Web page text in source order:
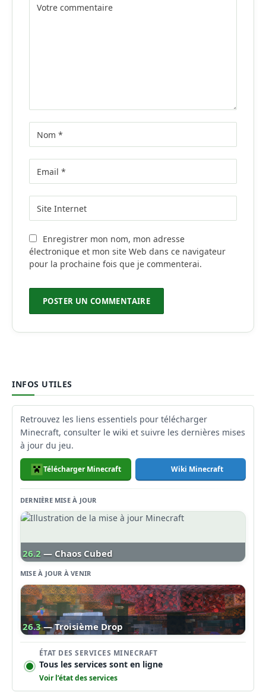
Enregistrer mon nom, mon adresse
électronique et mon site Web dans ce navigateur
pour la prochaine fois que je commenterai.
INFOS UTILES
Retrouvez les liens essentiels pour télécharger
Minecraft, consulter le wiki et suivre les dernières mises
à jour du jeu.
Télécharger Minecraft Wiki Minecraft
DERNIÈRE MISE À JOUR
26.2 — Chaos Cubed
MISE À JOUR À VENIR
26.3 — Troisième Drop
ÉTAT DES SERVICES MINECRAFT
Tous les services sont en ligne
Voir l’état des services